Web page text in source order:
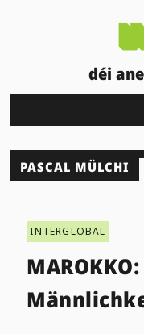
déi
PASCAL MÜLCHI
INTERGLOBAL